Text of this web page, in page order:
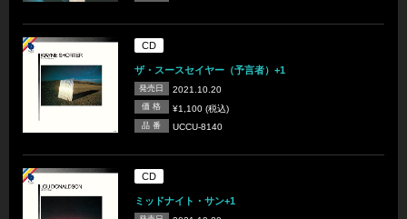
CD
ザ・スースセイヤー（予言者）+1
発売日 2021.10.20
価 格 ¥1,100 (税込)
品 番 UCCU-8140
CD
ミッドナイト・サン+1